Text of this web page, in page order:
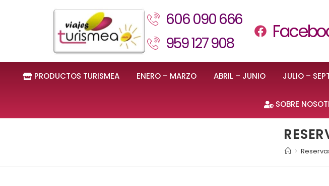
606 090 666
959 127 908
PRODUCTOS TURISMEA ENERO – MARZO ABRIL – JUNIO JULIO –
SOBRE
>